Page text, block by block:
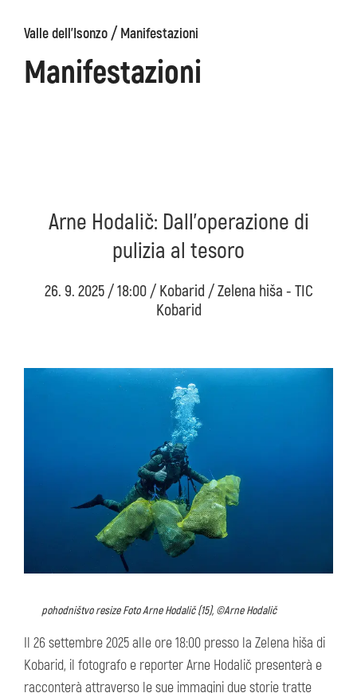
Valle dell'Isonzo/Manifestazioni
Manifestazioni
Kanin
Sentieri
Arne Hodalič: Dall’operazione di
pulizia al tesoro
26. 9. 2025 / 18:00 / Kobarid / Zelena hiša - TIC
Kobarid
pohodništvo resize Foto Arne Hodalič (15), ©Arne Hodalič
Il 26 settembre 2025 alle ore 18:00 presso la Zelena hiša di
Kobarid, il fotografo e reporter Arne Hodalič presenterà e
racconterà attraverso le sue immagini due storie tratte